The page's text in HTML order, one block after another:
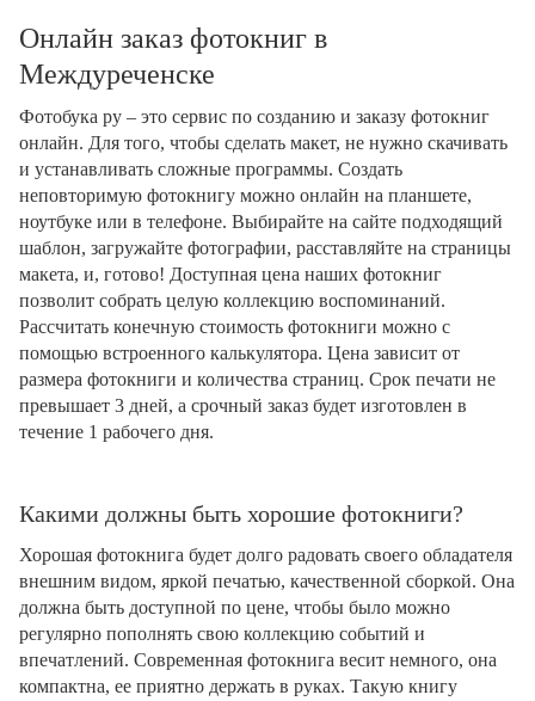
Онлайн заказ фотокниг в
Междуреченске
Фотобука ру – это сервис по созданию и заказу фотокниг
онлайн. Для того, чтобы сделать макет, не нужно скачивать
и устанавливать сложные программы. Создать
неповторимую фотокнигу можно онлайн на планшете,
ноутбуке или в телефоне. Выбирайте на сайте подходящий
шаблон, загружайте фотографии, расставляйте на страницы
макета, и, готово! Доступная цена наших фотокниг
позволит собрать целую коллекцию воспоминаний.
Рассчитать конечную стоимость фотокниги можно с
помощью встроенного калькулятора. Цена зависит от
размера фотокниги и количества страниц. Срок печати не
превышает 3 дней, а срочный заказ будет изготовлен в
течение 1 рабочего дня.
Какими должны быть хорошие фотокниги?
Хорошая фотокнига будет долго радовать своего обладателя
внешним видом, яркой печатью, качественной сборкой. Она
должна быть доступной по цене, чтобы было можно
регулярно пополнять свою коллекцию событий и
впечатлений. Современная фотокнига весит немного, она
компактна, ее приятно держать в руках. Такую книгу